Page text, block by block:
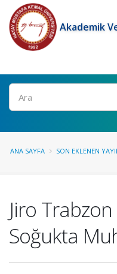
Akademik
Ara
ANA SAYFA SON EKLENEN
Jiro
Soğukta